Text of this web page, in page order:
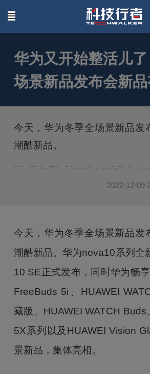
联系我们
华为又开始整活儿
场景新品发布会新
今天，华为冬季全场景新品发
潮酷新品。
----..---.-...-/--...-.-......./-...-....-..--../-
2022-12-09
今天，华为冬季全场景新品发
潮酷新品。华为nova10系列全
10 SE正式发布，同时华为畅
FreeBuds 5i、HUAWEI
藏版、HUAWEI WATCH Buds
5X系列以及HUAWEI Vision
景新品，集体亮相。